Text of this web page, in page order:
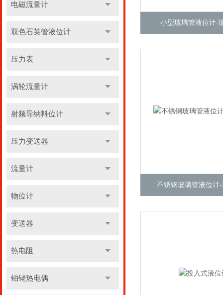
电磁流量计
双色石英管液位计
压力表
涡轮流量计
射频导纳料位计
压力变送器
流量计
物位计
变送器
热电阻
铂铑热电偶
小型玻璃管液位计-
不锈钢玻璃管液位计